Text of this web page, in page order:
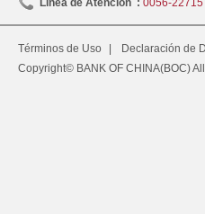
Línea de Atención : 0056-
Términos de Uso Declaración de
Copyright© BANK OF CHINA(BOC)